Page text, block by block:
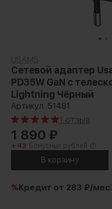
Сетевой адаптер
PD35W GaN с
Lightning Чёрный
Артикул: 51481
1 отзыв
1 890 ₽
+ 43 Бонусных рублей
%Кредит от 283 ₽/мес